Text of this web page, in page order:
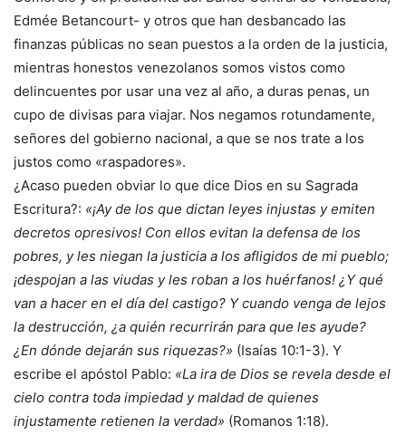
Edmée Betancourt- y otros que han desbancado las
finanzas públicas no sean puestos a la orden de la justicia,
mientras honestos venezolanos somos vistos como
delincuentes por usar una vez al año, a duras penas, un
cupo de divisas para viajar. Nos negamos rotundamente,
señores del gobierno nacional, a que se nos trate a los
justos como «raspadores».
¿Acaso pueden obviar lo que dice Dios en su Sagrada
Escritura?: «¡Ay de los que dictan leyes injustas y emiten
decretos opresivos! Con ellos evitan la defensa de los
pobres, y les niegan la justicia a los afligidos de mi pueblo;
¡despojan a las viudas y les roban a los huérfanos! ¿Y qué
van a hacer en el día del castigo? Y cuando venga de lejos
la destrucción, ¿a quién recurrirán para que les ayude?
¿En dónde dejarán sus riquezas?» (Isaías 10:1-3). Y
escribe el apóstol Pablo: «La ira de Dios se revela desde el
cielo contra toda impiedad y maldad de quienes
injustamente retienen la verdad» (Romanos 1:18).